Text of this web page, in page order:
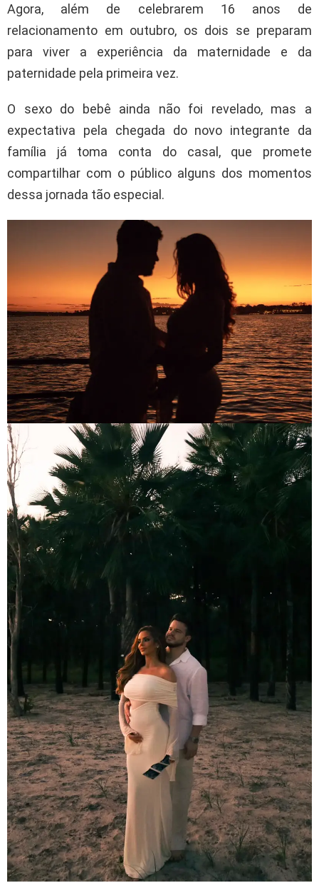
Agora, além de celebrarem 16 anos de
relacionamento em outubro, os dois se preparam
para viver a experiência da maternidade e da
paternidade pela primeira vez.
O sexo do bebê ainda não foi revelado, mas a
expectativa pela chegada do novo integrante da
família já toma conta do casal, que promete
compartilhar com o público alguns dos momentos
dessa jornada tão especial.